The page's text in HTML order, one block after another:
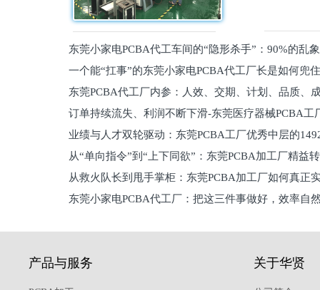
东莞小家电PCBA代工车间的“隐形杀手”：90%的乱
员工一个能“扛事”的东莞小家电PCBA代工厂长是如何兜
东莞PCBA代工厂内参：人效、交期、计划、品质
维锁客法则
订单持续流失、利润不断下滑-东莞医疗器械PCBA工
理死穴必须堵住
业绩与人才双轮驱动：东莞PCBA工厂优秀中层的
从“单向指令”到“上下同欲”：东莞PCBA加工厂精益
关键从救火队长到甩手掌柜：东莞PCBA加工厂如何真正
东莞小家电PCBA代工厂：把这三件事做好，效率自
产品与服务 关于华贤